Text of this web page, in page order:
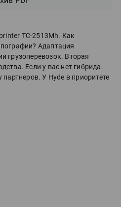
ТС-2513Mh. Как
Адаптация
грузоперевозок. Вторая
Если у вас нет гибрида.
У Hyde в приоритете